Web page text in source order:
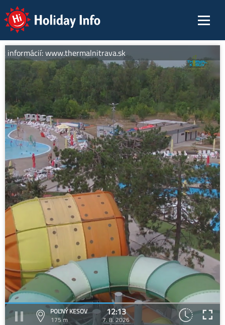
Holiday Info
www.thermalnitrava.sk
POĽNÝ KESOV
175 m
12:13
7. 8. 2026